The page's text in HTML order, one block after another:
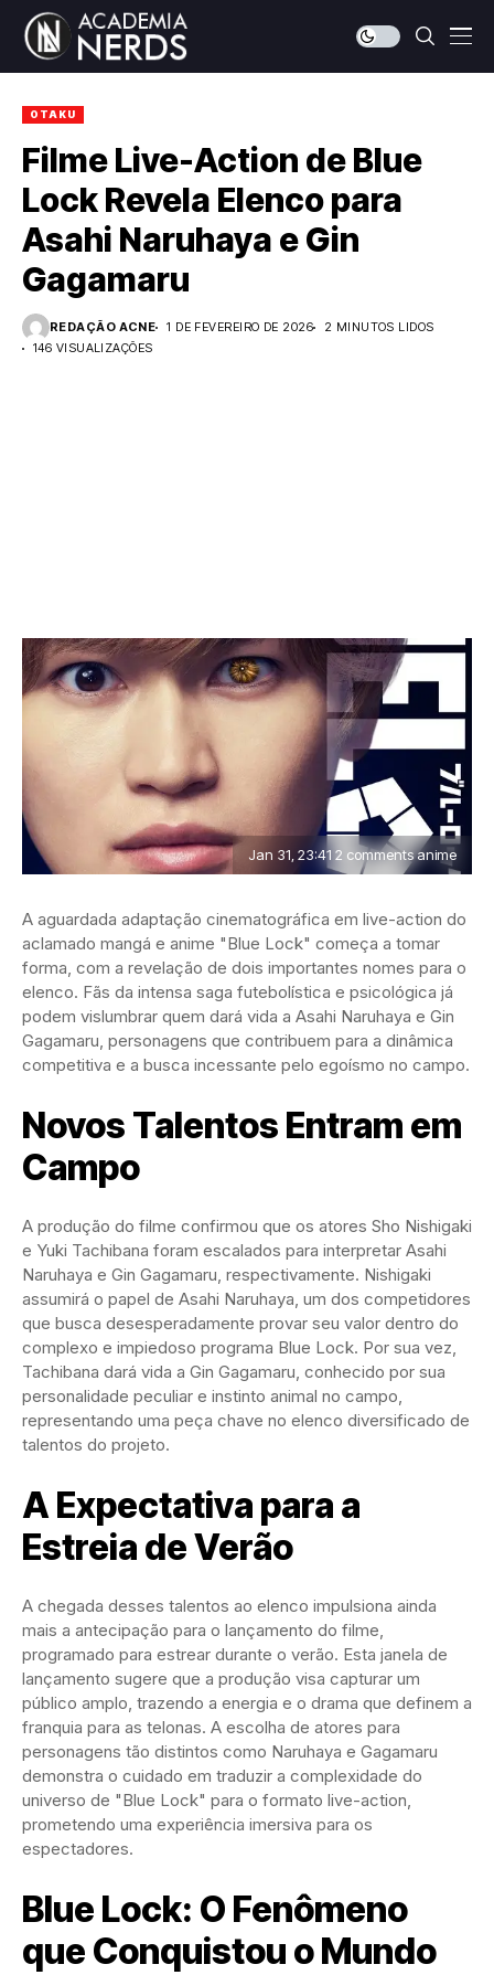
OTAKU
Filme Live-Action de Blue
Lock Revela Elenco para
Asahi Naruhaya e Gin
Gagamaru
REDAÇÃO ACNE 1 DE FEVEREIRO DE 2026
2 MINUTOS LIDOS
146 VISUALIZAÇÕES
Jan 31, 23:41 2 comments anime
A aguardada adaptação cinematográfica em live-action do
aclamado mangá e anime "Blue Lock" começa a tomar
forma, com a revelação de dois importantes nomes para o
elenco. Fãs da intensa saga futebolística e psicológica já
podem vislumbrar quem dará vida a Asahi Naruhaya e Gin
Gagamaru, personagens que contribuem para a dinâmica
competitiva e a busca incessante pelo egoísmo no campo.
Novos Talentos Entram em
Campo
A produção do filme confirmou que os atores Sho Nishigaki
e Yuki Tachibana foram escalados para interpretar Asahi
Naruhaya e Gin Gagamaru, respectivamente. Nishigaki
assumirá o papel de Asahi Naruhaya, um dos competidores
que busca desesperadamente provar seu valor dentro do
complexo e impiedoso programa Blue Lock. Por sua vez,
Tachibana dará vida a Gin Gagamaru, conhecido por sua
personalidade peculiar e instinto animal no campo,
representando uma peça chave no elenco diversificado de
talentos do projeto.
A Expectativa para a
Estreia de Verão
A chegada desses talentos ao elenco impulsiona ainda
mais a antecipação para o lançamento do filme,
programado para estrear durante o verão. Esta janela de
lançamento sugere que a produção visa capturar um
público amplo, trazendo a energia e o drama que definem a
franquia para as telonas. A escolha de atores para
personagens tão distintos como Naruhaya e Gagamaru
demonstra o cuidado em traduzir a complexidade do
universo de "Blue Lock" para o formato live-action,
prometendo uma experiência imersiva para os
espectadores.
Blue Lock: O Fenômeno
que Conquistou o Mundo